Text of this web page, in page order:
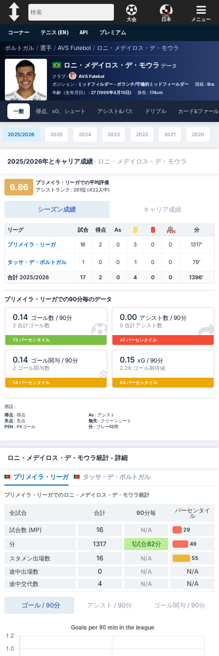
大会 日本 メニュー
コーナー テニス (EN) API プレミアム
ポルトガル / 選手 / AVS Futebol / ロニ・メデイロス・デ・モウラ
ロニ・メデイロス・デ・モウラ データ
クラブ :
AVS Futebol
ポジション : ミッドフィルダー - ボランチ/守備的ミッドフィールダー 国籍 : Brazil
年齢（生年月日） : 27 (1999年4月15日) 身長 : 174cm
一般 得点、xG、シュート アシスト&パス ドリブル カード&ファール
2025/2026 2025 2024 2023 2022 2021 2020
2025/2026年とキャリア成績- ロニ・メデイロス・デ・モウラ
6.86
プリメイラ・リーガでの平均評価
アシストランク : 261位 (422人中)
シーズン成績 キャリア成績
リーグ 試合 得点 As PEN 分
プリメイラ・リーガ 16 2 0 3 0 0 1317'
タッサ・デ・ポルトガル 1 0 0 1 0 0 79'
合計 2025/2026 17 2 0 4 0 0 1396'
プリメイラ・リーガでの90分毎のデータ
0.14 ゴール数 / 90分
2 合計ゴール数
73 パーセンタイル
0.00 アシスト数 / 90分
0 合計アシスト数
47 パーセンタイル
0.14 ゴール関与 / 90分
2 ゴール関与数
54 パーセンタイル
0.15 xG / 90分
2.26 ゴール期待値
64 パーセンタイル
用語 :
得点: 得点 As: アシスト
失点: 失点 無失: クリーンシート
PEN : PKゴール 分: プレー時間
ロニ・メデイロス・デ・モウラ統計 - 詳細
プリメイラ・リーガ タッサ・デ・ポルトガル
プリメイラ・リーガでのロニ・メデイロス・デ・モウラ統計
全試合 合計 90分毎 パーセンタイ
ル
試合数 (MP)
16 N/A 29
分 1317 1試合82分 49
スタメン出場数 16 N/A 55
途中出場数 0 N/A N/A
途中交代数 4 N/A N/A
ゴール / 90分 アシスト / 90分 ゴール関与 / 90分